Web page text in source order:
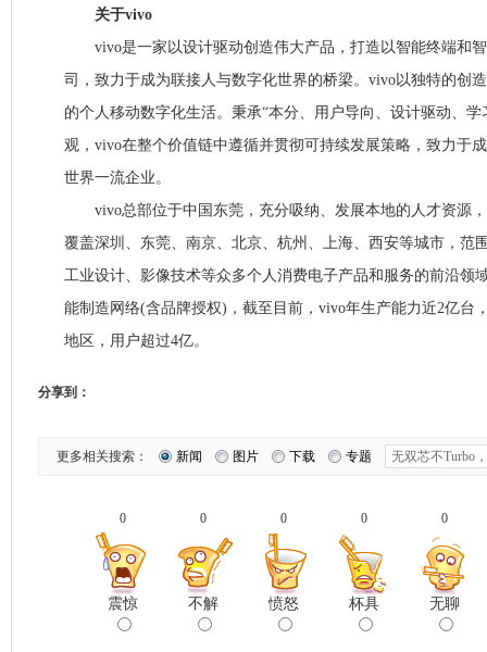
关于vivo
vivo是一家以设计驱动创造伟大产品，打造以智能终端和智
司，致力于成为联接人与数字化世界的桥梁。vivo以独特的创
的个人移动数字化生活。秉承“本分、用户导向、设计驱动、
观，vivo在整个价值链中遵循并贯彻可持续发展策略，致力于
世界一流企业。
vivo总部位于中国东莞，充分吸纳、发展本地的人才资源，
覆盖深圳、东莞、南京、北京、杭州、上海、西安等城市，范
工业设计、影像技术等众多个人消费电子产品和服务的前沿领
能制造网络(含品牌授权)，截至目前，vivo年生产能力近2亿台
地区，用户超过4亿。
分享到：
更多相关搜索： 新闻 图片 下载 专题
0
震惊
0
不解
0
愤怒
0
杯具
0
无聊